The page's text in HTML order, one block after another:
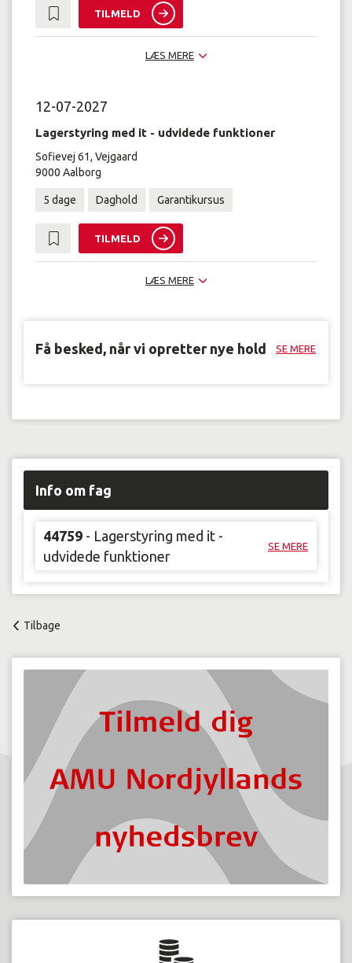
TILMELD
LÆS MERE
12-07-2027
Lagerstyring med it - udvidede funktioner
Sofievej 61, Vejgaard
9000 Aalborg
5 dage Daghold Garantikursus
TILMELD
LÆS MERE
Få besked, når vi opretter nye hold SE MERE
Info om fag
44759 - Lagerstyring med it -
udvidede funktioner
SE MERE
Tilbage